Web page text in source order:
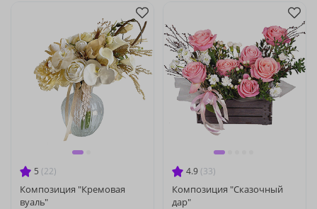
5 (22)
Композиция "Кремовая
вуаль"
4.9 (33)
Композиция "Сказочный
дар"